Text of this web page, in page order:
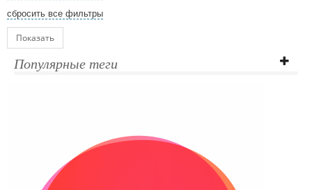
сбросить все фильтры
Показать
Популярные теги